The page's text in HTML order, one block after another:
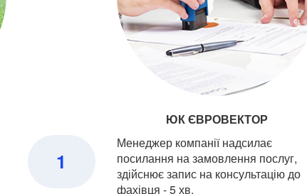
ЮК ЄВРОВЕКТОР
1
Менеджер компанії надсилає
посилання на замовлення послуг,
здійснює запис на консультацію до
фахівця - 5 хв.